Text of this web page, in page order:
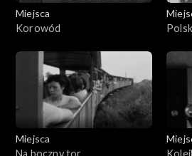
Miejsca
Korowód
Miejsca
Na boczny tor